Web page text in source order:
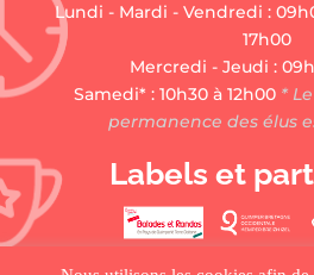
Lundi - Mardi - Vendredi :
17h00
Mercredi - Jeudi :
Samedi* : 10h30 à 12h00* Le
permanence des élus
Labels et